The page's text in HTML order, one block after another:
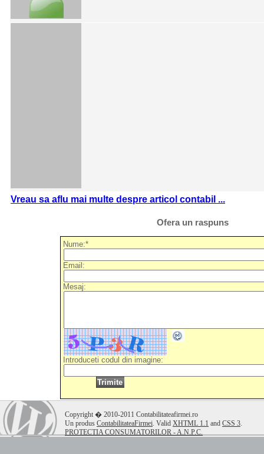
Vreau sa aflu mai multe despre articol contabil ...
Ofera un raspuns
Nume:*
Email:
Mesaj:
Introduceti codul din imagine:
Copyright � 2010-2011 Contabilitateafirmei.ro
Un produs ContabilitateaFirmei. Valid XHTML 1.1 and CSS 3.
PROTECTIA CONSUMATORILOR - A.N.P.C.